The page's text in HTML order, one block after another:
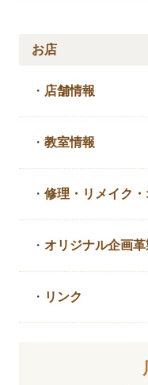
お店
・ 店舗情報
・教室情報
・修理・リメイク・
・ オリジナル企画
・ リンク